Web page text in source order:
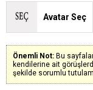
Avatar Seç
Önemli Not: Bu
kendilerine ait
şekilde sorumlu